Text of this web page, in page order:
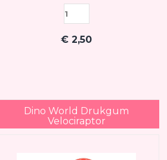
wilt gebruiken
€2,50
Dino World Drukgum
Velociraptor